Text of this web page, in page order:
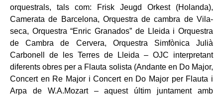
orquestrals, tals com: Frisk Jeugd Orkest (Holanda),
Camerata de Barcelona, Orquestra de cambra de Vila-
seca, Orquestra “Enric Granados” de Lleida i Orquestra
de Cambra de Cervera, Orquestra Simfònica Julià
Carbonell de les Terres de Lleida – OJC interpretant
diferents obres per a Flauta solista (Andante en Do Major,
Concert en Re Major i Concert en Do Major per Flauta i
Arpa de W.A.Mozart – aquest últim juntament amb